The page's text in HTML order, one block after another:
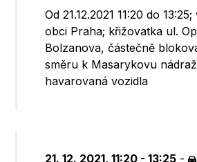
Od 21.12.2021 11:20 do
obci Praha; křižovatka ul.
Bolzanova, částečně
směru k Masarykovu
havarovaná vozidla
21. 12. 2021, 11:20 - 13:25 -